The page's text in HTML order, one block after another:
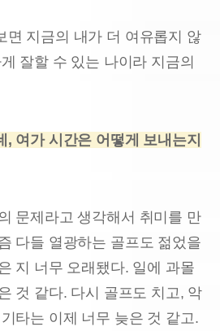
면 지금의 내가 더 여유롭지 않
잘할 수 있는 나이라 지금의
, 여가 시간은 어떻게 보내는지
문제라고 생각해서 취미를 만
다들 열광하는 골프도 젊었을
지 너무 오래됐다. 일에 과몰
것 같다. 다시 골프도 치고, 악
타는 이제 너무 늦은 것 같고.